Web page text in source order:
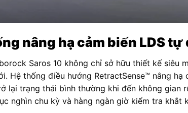
nâng hạ cảm biến LDS tự
Saros 10 không chỉ sở hữu thiết kế siêu
Hệ thống điều hướng RetractSense™ nâng
lại trạng thái bình thường khi đến không gian
nghìn chu kỳ và hàng ngàn giờ kiểm tra khắt